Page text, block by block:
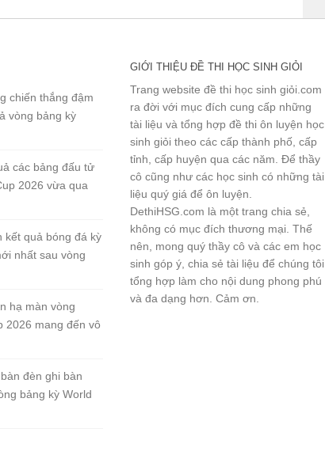
chiến thắng đậm
vòng bảng kỳ
các bảng đấu tử
2026 vừa qua
kết quả bóng đá kỳ
nhất sau vòng
hạ màn vòng
2026 mang đến vô
đèn ghi bàn
bảng kỳ World
GIỚI THIỆU ĐỀ THI HỌC SINH GIỎI
Trang website đề thi học sinh giỏi.com
ra đời với mục đích cung cấp những
tài liệu và tổng hợp đề thi ôn luyện học
sinh giỏi theo các cấp thành phố, cấp
tỉnh, cấp huyện qua các năm. Để thầy
cô cũng như các học sinh có những tài
liệu quý giá để ôn luyện.
DethiHSG.com là một trang chia sẻ,
không có mục đích thương mại. Thế
nên, mong quý thầy cô và các em học
sinh góp ý, chia sẻ tài liệu để chúng tôi
tổng hợp làm cho nội dung phong phú
và đa dạng hơn. Cảm ơn.